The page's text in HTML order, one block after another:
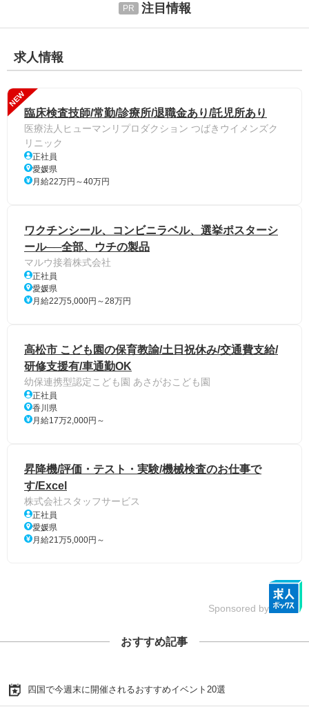
注目情報
求人情報
NEW
臨床検査技師/常勤/診療所/退職金あり/託児所あり
医療法人ヒューマンリプロダクション つばきウイメンズク
リニック
正社員
愛媛県
月給22万円～40万円
ワクチンシール、コンビニラベル、選挙ポスターシ
ール──全部、ウチの製品
マルウ接着株式会社
正社員
愛媛県
月給22万5,000円～28万円
高松市 こども園の保育教諭/土日祝休み/交通費支給/
研修支援有/車通勤OK
幼保連携型認定こども園 あさがおこども園
正社員
香川県
月給17万2,000円～
昇降機/評価・テスト・実験/機械検査のお仕事で
す/Excel
株式会社スタッフサービス
正社員
愛媛県
月給21万5,000円～
Sponsored by
おすすめ記事
四国で今週末に開催されるおすすめイベント20選